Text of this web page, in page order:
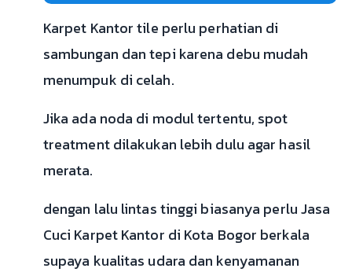
Karpet Kantor tile perlu perhatian di
sambungan dan tepi karena debu mudah
menumpuk di celah.
Jika ada noda di modul tertentu, spot
treatment dilakukan lebih dulu agar hasil
merata.
dengan lalu lintas tinggi biasanya perlu Jasa
Cuci Karpet Kantor di Kota Bogor berkala
supaya kualitas udara dan kenyamanan